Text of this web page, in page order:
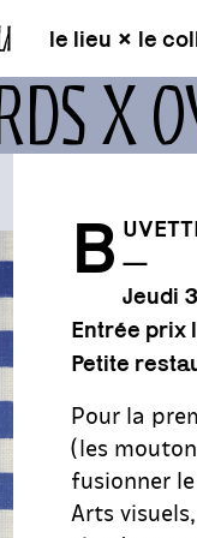
le lieu × le
X
B —
Jeudi
Entrée prix
Petite
Pour la
(les
fusionner
Arts
2